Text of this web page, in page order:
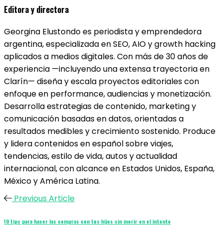
Editora y directora
Georgina Elustondo es periodista y emprendedora
argentina, especializada en SEO, AIO y growth hacking
aplicados a medios digitales. Con más de 30 años de
experiencia —incluyendo una extensa trayectoria en
Clarín— diseña y escala proyectos editoriales con
enfoque en performance, audiencias y monetización.
Desarrolla estrategias de contenido, marketing y
comunicación basadas en datos, orientadas a
resultados medibles y crecimiento sostenido. Produce
y lidera contenidos en español sobre viajes,
tendencias, estilo de vida, autos y actualidad
internacional, con alcance en Estados Unidos, España,
México y América Latina.
Previous Article
10 tips para hacer las compras con tus hijos sin morir en el intento